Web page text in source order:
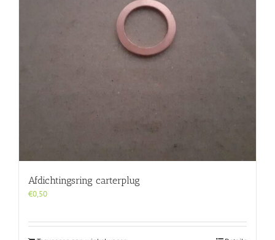
Afdichtingsring carterplug
€0,50